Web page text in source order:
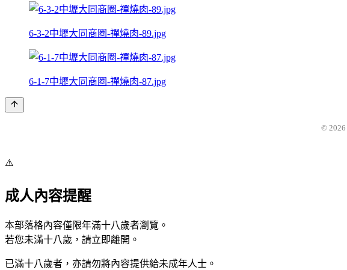
6-3-2中壢大同商圈-禪燒肉-89.jpg
6-1-7中壢大同商圈-禪燒肉-87.jpg
© 2026
⚠️
成人內容提醒
本部落格內容僅限年滿十八歲者瀏覽。
若您未滿十八歲，請立即離開。
已滿十八歲者，亦請勿將內容提供給未成年人士。